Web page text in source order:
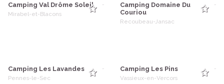
-
Camping Val Drôme Soleil
Mirabel-et-Blacons
-
Camping Domaine Du
Couriou
Recoubeau-Jansac
-
Camping Les Lavandes
Pennes-le-Sec
-
Camping Les Pins
Vassieux-en-Vercors